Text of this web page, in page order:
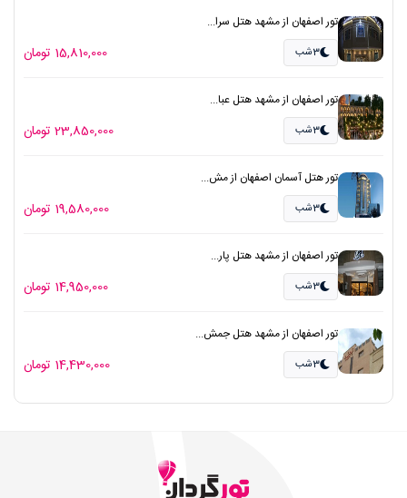
تور اصفهان از مشهد هتل سرا...
3شب 15,810,000 تومان
تور اصفهان از مشهد هتل عبا...
3شب 23,850,000 تومان
تور هتل آسمان اصفهان از مش...
3شب 19,580,000 تومان
تور اصفهان از مشهد هتل پار...
3شب 14,950,000 تومان
تور اصفهان از مشهد هتل جمش...
3شب 14,430,000 تومان